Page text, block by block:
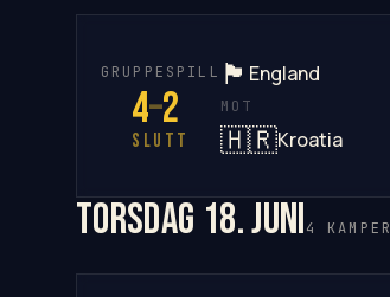
GRUPPESPILL
4–2
SLUTT
🏴󠁧󠁢󠁥󠁮󠁧󠁿 England
MOT
🇭🇷Kroatia
torsdag 18. juni4 KAMPER